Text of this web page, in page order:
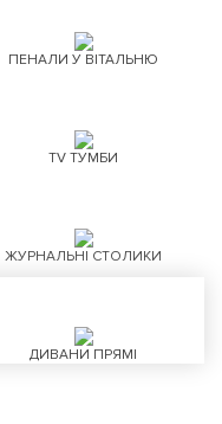
ПЕНАЛИ У ВІТАЛЬНЮ
TV ТУМБИ
ЖУРНАЛЬНІ СТОЛИКИ
ДИВАНИ ПРЯМІ